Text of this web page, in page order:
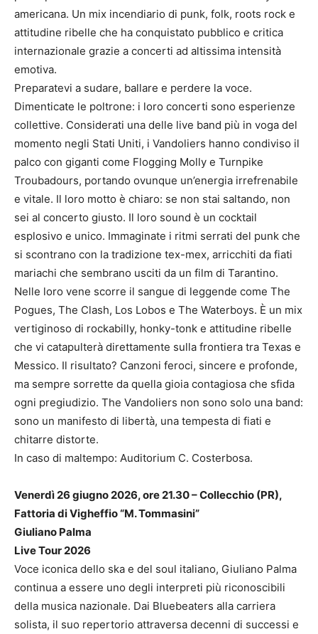
americana. Un mix incendiario di punk, folk, roots rock e
attitudine ribelle che ha conquistato pubblico e critica
internazionale grazie a concerti ad altissima intensità
emotiva.
Preparatevi a sudare, ballare e perdere la voce.
Dimenticate le poltrone: i loro concerti sono esperienze
collettive. Considerati una delle live band più in voga del
momento negli Stati Uniti, i Vandoliers hanno condiviso il
palco con giganti come Flogging Molly e Turnpike
Troubadours, portando ovunque un’energia irrefrenabile
e vitale. Il loro motto è chiaro: se non stai saltando, non
sei al concerto giusto. Il loro sound è un cocktail
esplosivo e unico. Immaginate i ritmi serrati del punk che
si scontrano con la tradizione tex-mex, arricchiti da fiati
mariachi che sembrano usciti da un film di Tarantino.
Nelle loro vene scorre il sangue di leggende come The
Pogues, The Clash, Los Lobos e The Waterboys. È un mix
vertiginoso di rockabilly, honky-tonk e attitudine ribelle
che vi catapulterà direttamente sulla frontiera tra Texas e
Messico. Il risultato? Canzoni feroci, sincere e profonde,
ma sempre sorrette da quella gioia contagiosa che sfida
ogni pregiudizio. The Vandoliers non sono solo una band:
sono un manifesto di libertà, una tempesta di fiati e
chitarre distorte.
In caso di maltempo: Auditorium C. Costerbosa.
Venerdì 26 giugno 2026, ore 21.30 – Collecchio (PR),
Fattoria di Vigheffio “M. Tommasini”
Giuliano Palma
Live Tour 2026
Voce iconica dello ska e del soul italiano, Giuliano Palma
continua a essere uno degli interpreti più riconoscibili
della musica nazionale. Dai Bluebeaters alla carriera
solista, il suo repertorio attraversa decenni di successi e